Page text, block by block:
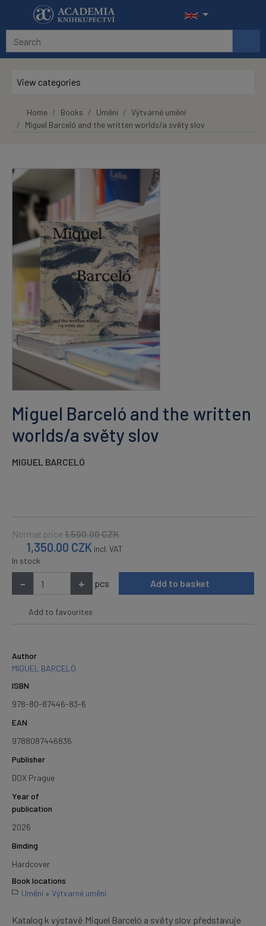
Skip to main content
View categories
Home Books Umění
Výtvarné umění
Miguel Barceló and the written worlds/a světy slov
Miguel Barceló and the written
worlds/a světy slov
MIGUEL BARCELÓ
Normal price 1,500.00CZK
1,350.00 CZK incl. VAT
In stock
- + pcs Add to basket
Add to favourites
Author
MIGUEL BARCELÓ
ISBN
978-80-87446-83-6
EAN
9788087446836
Publisher
DOX Prague
Year of
publication
2026
Binding
Hardcover
Book locations
Umění » Výtvarné umění
Katalog k výstavě Miquel Barceló a světy slov představuje